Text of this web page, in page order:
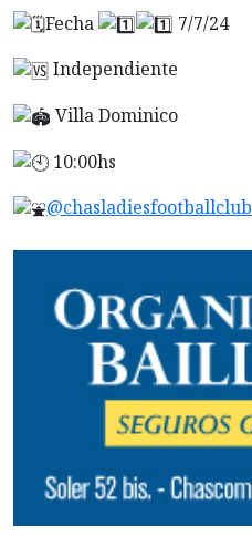
Fecha
7/7/24
Independiente
Villa Dominico
10:00hs
@chasladiesfootballclub